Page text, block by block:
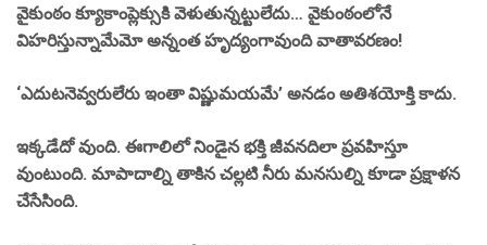
వైకుంఠం క్యూకాంప్లెక్సుకి వెళుతున్నట్టులేదు… వైకుంఠంలోనే
విహరిస్తున్నామేమో అన్నంత హృద్యంగావుంది వాతావరణం!
‘ఎదుటనెవ్వరులేరు ఇంతా విష్ణుమయమే’ అనడం అతిశయోక్తి కాదు.
ఇక్కడేదో వుంది. ఈగాలిలో నిండైన భక్తి జీవనదిలా ప్రవహిస్తూ
వుంటుంది. మాపాదాల్ని తాకిన చల్లటి నీరు మనసుల్ని కూడా ప్రక్షాళన
చేసేసింది.